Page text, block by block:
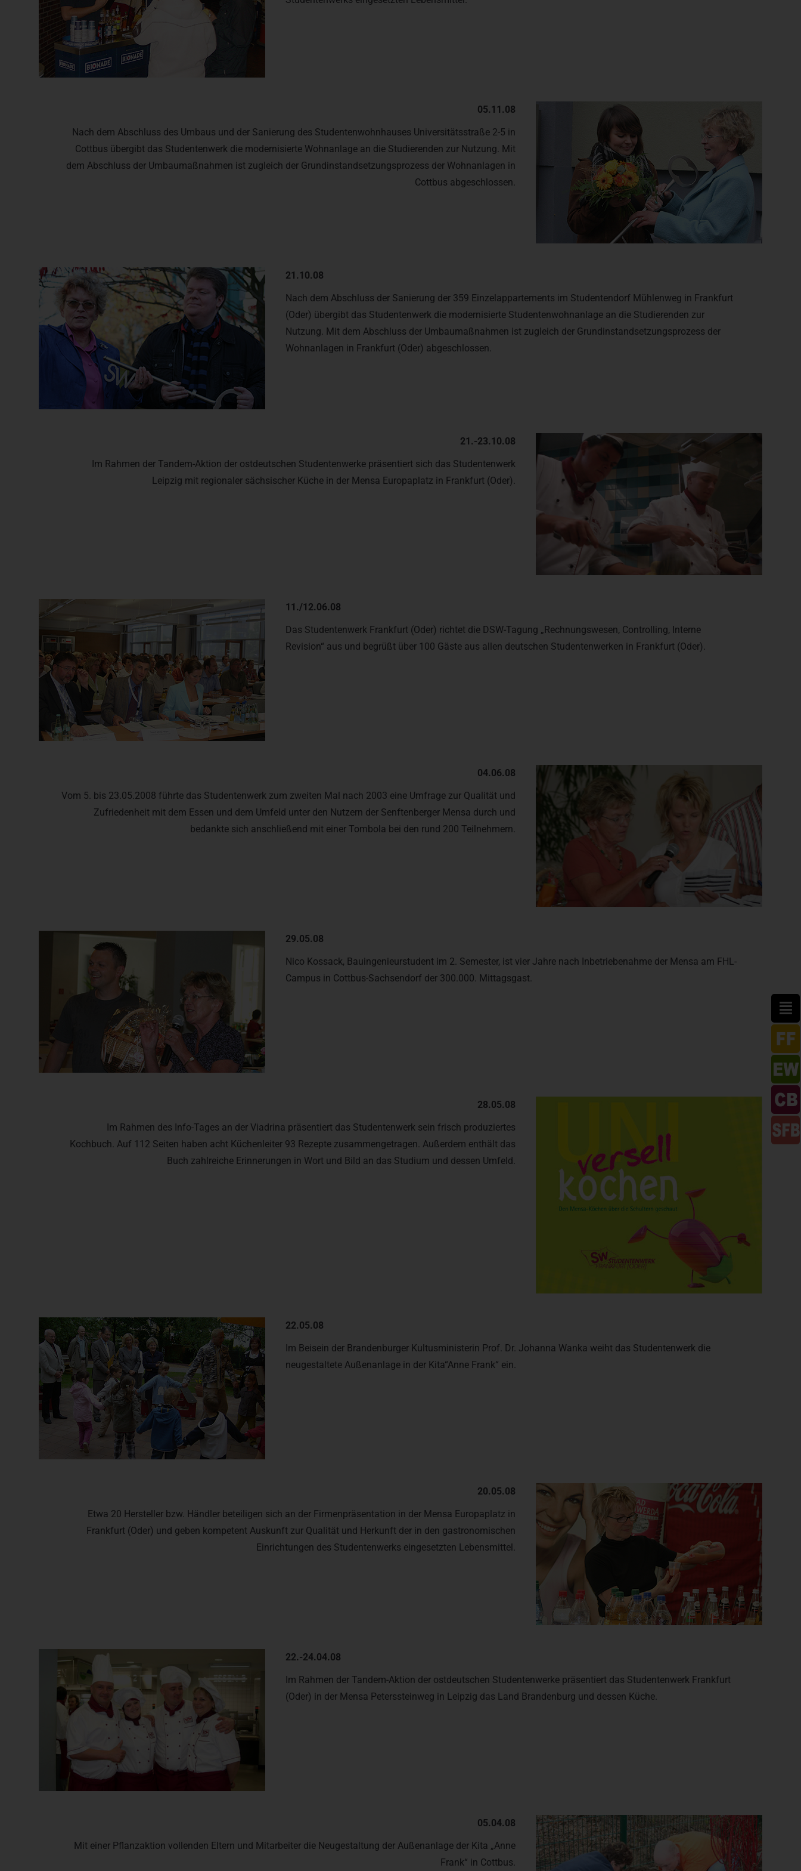
05.11.08
Nach dem Abschluss des Umbaus und der Sanierung des Studentenwohnhauses Universitätsstraße 2-5 in
Cottbus übergibt das Studentenwerk die modernisierte Wohnanlage an die Studierenden zur Nutzung. Mit
dem Abschluss der Umbaumaßnahmen ist zugleich der Grundinstandsetzungsprozess der Wohnanlagen in
Cottbus abgeschlossen.
21.10.08
Nach dem Abschluss der Sanierung der 359 Einzelappartements im Studentendorf Mühlenweg in Frankfurt
(Oder) übergibt das Studentenwerk die modernisierte Studentenwohnanlage an die Studierenden zur
Nutzung. Mit dem Abschluss der Umbaumaßnahmen ist zugleich der Grundinstandsetzungsprozess der
Wohnanlagen in Frankfurt (Oder) abgeschlossen.
21.-23.10.08
Im Rahmen der Tandem-Aktion der ostdeutschen Studentenwerke präsentiert sich das Studentenwerk
Leipzig mit regionaler sächsischer Küche in der Mensa Europaplatz in Frankfurt (Oder).
11./12.06.08
Das Studentenwerk Frankfurt (Oder) richtet die DSW-Tagung „Rechnungswesen, Controlling, Interne
Revision“ aus und begrüßt über 100 Gäste aus allen deutschen Studentenwerken in Frankfurt (Oder).
04.06.08
Vom 5. bis 23.05.2008 führte das Studentenwerk zum zweiten Mal nach 2003 eine Umfrage zur Qualität und
Zufriedenheit mit dem Essen und dem Umfeld unter den Nutzern der Senftenberger Mensa durch und
bedankte sich anschließend mit einer Tombola bei den rund 200 Teilnehmern.
29.05.08
Nico Kossack, Bauingenieurstudent im 2. Semester, ist vier Jahre nach Inbetriebenahme der Mensa am FHL-
Campus in Cottbus-Sachsendorf der 300.000. Mittagsgast.
28.05.08
Im Rahmen des Info-Tages an der Viadrina präsentiert das Studentenwerk sein frisch produziertes
Kochbuch. Auf 112 Seiten haben acht Küchenleiter 93 Rezepte zusammengetragen. Außerdem enthält das
Buch zahlreiche Erinnerungen in Wort und Bild an das Studium und dessen Umfeld.
22.05.08
Im Beisein der Brandenburger Kultusministerin Prof. Dr. Johanna Wanka weiht das Studentenwerk die
neugestaltete Außenanlage in der Kita“Anne Frank“ ein.
20.05.08
Etwa 20 Hersteller bzw. Händler beteiligen sich an der Firmenpräsentation in der Mensa Europaplatz in
Frankfurt (Oder) und geben kompetent Auskunft zur Qualität und Herkunft der in den gastronomischen
Einrichtungen des Studentenwerks eingesetzten Lebensmittel.
22.-24.04.08
Im Rahmen der Tandem-Aktion der ostdeutschen Studentenwerke präsentiert das Studentenwerk Frankfurt
(Oder) in der Mensa Peterssteinweg in Leipzig das Land Brandenburg und dessen Küche.
05.04.08
Mit einer Pflanzaktion vollenden Eltern und Mitarbeiter die Neugestaltung der Außenanlage der Kita „Anne
Frank“ in Cottbus.